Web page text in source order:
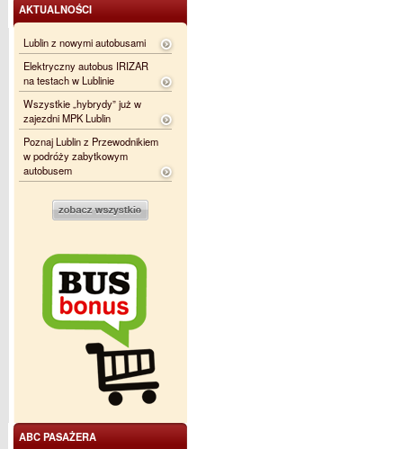
AKTUALNOŚCI
Lublin z nowymi autobusami
Elektryczny autobus IRIZAR
na testach w Lublinie
Wszystkie „hybrydy” już w
zajezdni MPK Lublin
Poznaj Lublin z Przewodnikiem
w podróży zabytkowym
autobusem
ABC PASAŻERA